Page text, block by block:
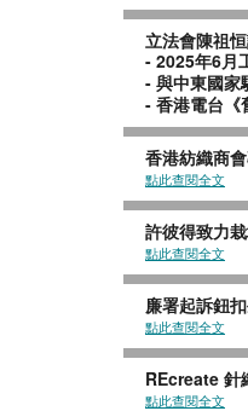
立法會陳祖
-
- 與
- 香港電台
香港紡織商
點此查閱全文
許彼得致力
點此查閱全文
廉署起訴鈕
點此查閱全文
REcreate 針
點此查閱全文